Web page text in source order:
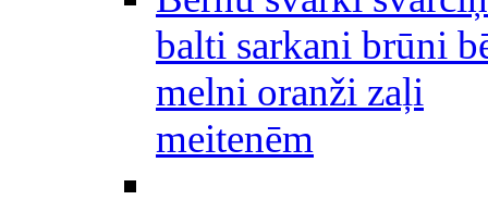
balti sarkani brūni
melni oranži zaļi
meitenēm